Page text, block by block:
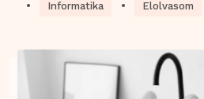
• Informatika • Elolvasom